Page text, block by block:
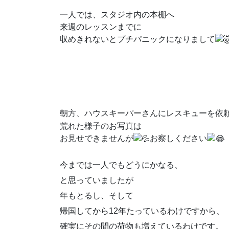
一人では、スタジオ内の本棚へ
来週のレッスンまでに
収めきれないとプチパニックになりまして
朝方、ハウスキーパーさんにレスキューを依
荒れた様子のお写真は
お見せできませんが
お察しください
今までは一人でもどうにかなる、
と思っていましたが
年もとるし、そして
帰国してから12年たっているわけですから、
確実にその間の荷物も増えているわけです。